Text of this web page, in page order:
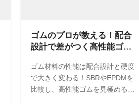
ゴムのプロが教える！配合
設計で差がつく高性能ゴム
ゴム材料の性能は配合設計と硬度
で大きく変わる！SBRやEPDMを
比較し、高性能ゴムを見極める選